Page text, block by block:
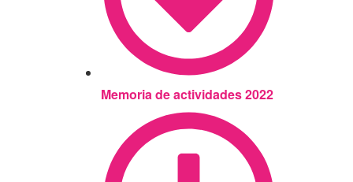
Memoria de actividades 2022